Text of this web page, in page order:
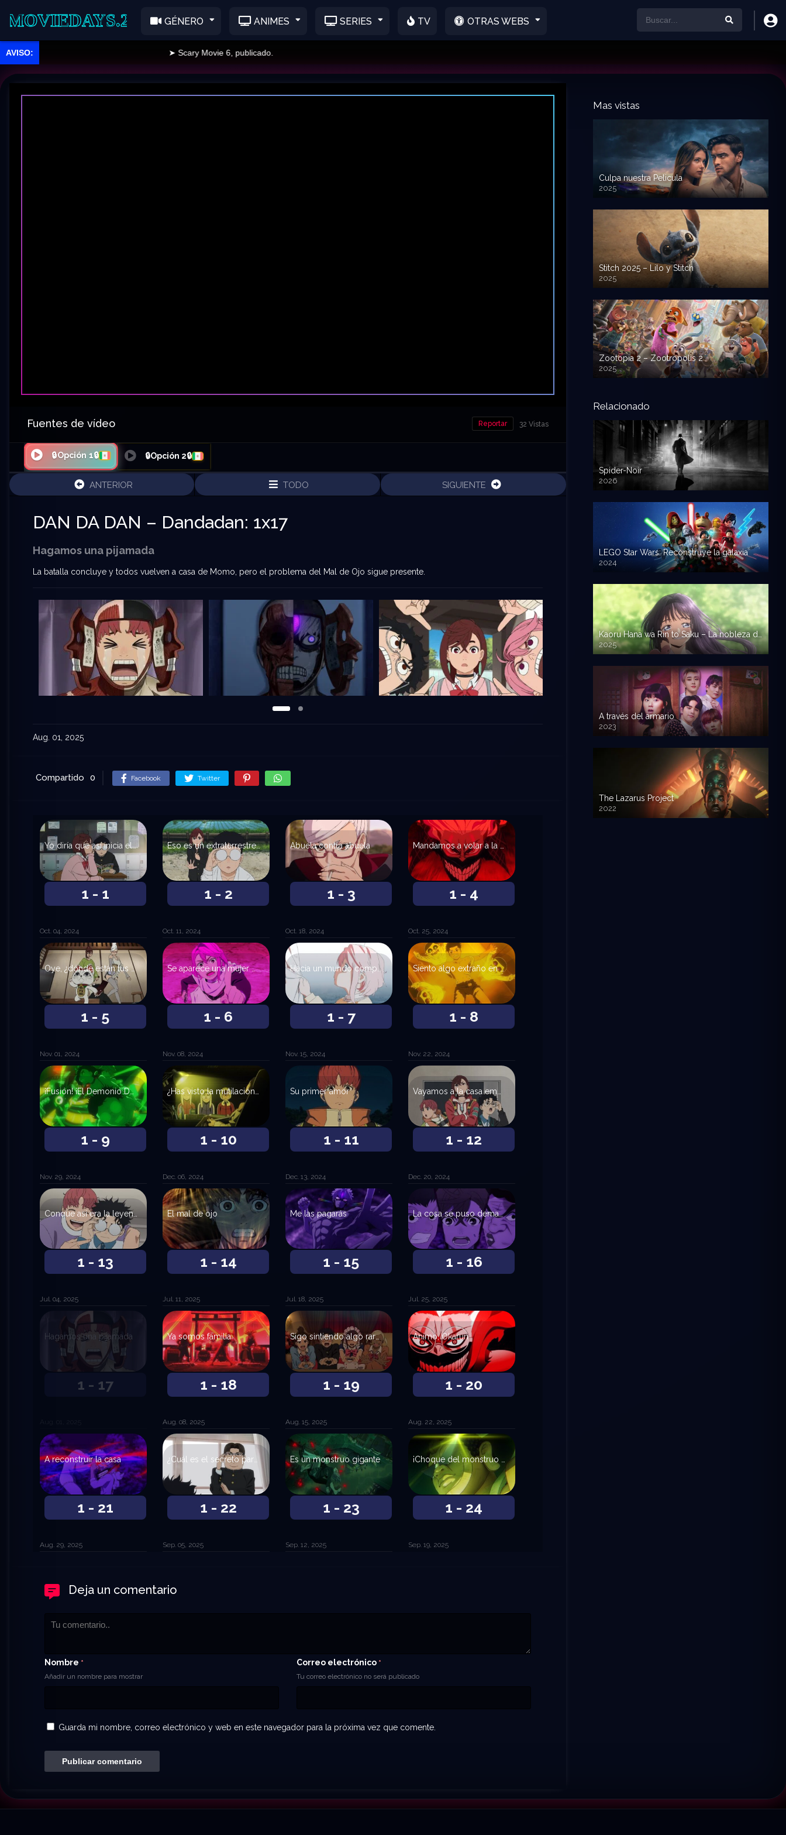
GÉNERO ANIMES SERIES TV OTRAS WEBS
➤ Scary Movie 6, publicado.
Fuentes de vídeo 32 Vistas
Reportar
🔒Opción 1🔒 🔒Opción 2🔒
ANTERIOR TODO SIGUIENTE
DAN DA DAN – Dandadan: 1x17
Hagamos una pijamada
La batalla concluye y todos vuelven a casa de Momo, pero el problema del Mal de Ojo sigue presente.
Aug. 01, 2025
Compartido 0 Facebook Twitter
1 - 1
Yo diría que así inicia el amor
Oct. 04, 2024
1 - 2
Eso es un extraterrestre, ¿no?
Oct. 11, 2024
1 - 3
Abuela contra abuela
Oct. 18, 2024
1 - 4
Mandamos a volar a la Turbo Abuela
Oct. 25, 2024
1 - 5
Oye, ¿dónde están tus bolas?
Nov. 01, 2024
1 - 6
Se aparece una mujer peligrosa
Nov. 08, 2024
1 - 7
Hacia un mundo compasivo
Nov. 15, 2024
1 - 8
Siento algo extraño en el pecho
Nov. 22, 2024
1 - 9
¡Fusión! ¡El Demonio Dover Nessie Serpiano!
Nov. 29, 2024
1 - 10
Dec. 06, 2024
1 - 11
Su primer amor
Dec. 13, 2024
1 - 12
Dec. 20, 2024
1 - 13
Conque así era la leyenda de la Gran Serpiente
Jul. 04, 2025
1 - 14
El mal de ojo
Jul. 11, 2025
1 - 15
Me las pagarás
Jul. 18, 2025
1 - 16
La cosa se puso demasiado escabrosa
Jul. 25, 2025
1 - 17
Hagamos una pijamada
1 - 18
Ya somos familia
Aug. 08, 2025
1 - 19
Sigo sintiendo algo raro en el pecho
Aug. 15, 2025
1 - 20
Ánimo, Okarun
Aug. 22, 2025
1 - 21
A reconstruir la casa
Aug. 29, 2025
1 - 22
Sep. 05, 2025
1 - 23
Es un monstruo gigante
Sep. 12, 2025
1 - 24
Sep. 19, 2025
Deja un comentario
Nombre *
Añadir un nombre para mostrar
Correo electrónico *
Tu correo electrónico no será publicado
Guarda mi nombre, correo electrónico y web en este navegador para la próxima vez que comente.
Mas vistas
Culpa nuestra Pelicula
2025
720p HD
Stitch 2025 – Lilo y Stitch
2025
720p HD
Zootopia 2 – Zootropolis 2
2025
720p HD
Relacionado
Spider-Noir
2026
LEGO Star Wars: Reconstruye la galaxia
2024
2025
A través del armario
2023
The Lazarus Project
2022